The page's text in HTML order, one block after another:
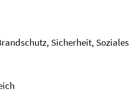
Sicherheit, Soziales